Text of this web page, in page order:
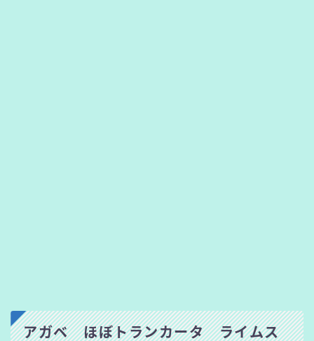
アガベ ほぼトランカータ ライムス